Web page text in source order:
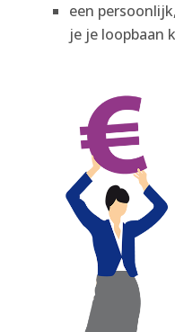
een
je je loopbaan